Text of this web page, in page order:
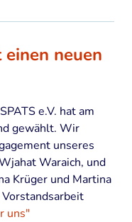
einen neuen
e.V. hat am
gewählt. Wir
unseres
Waraich, und
Krüger und Martina
uns"